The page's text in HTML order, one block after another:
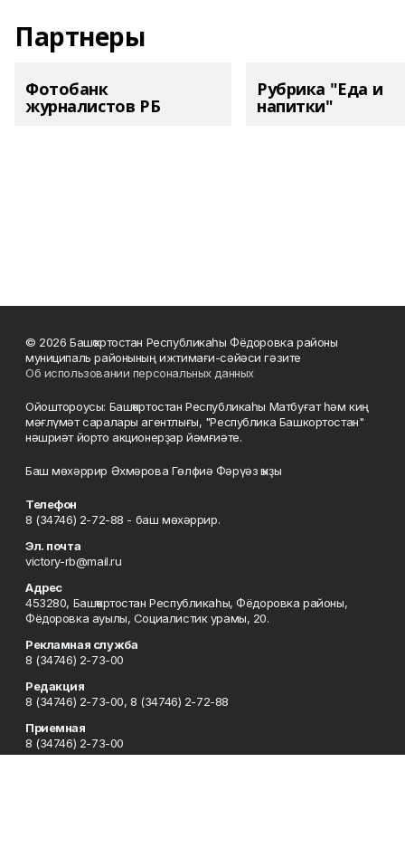
Партнеры
Фотобанк
журналистов РБ
Рубрика "Еда и
напитки"
© 2026 Башҡортостан Республикаһы Фёдоровка районы
муниципаль районының ижтимағи-сәйәси гәзите
Об использовании персональных данных
Ойоштороусы: Башҡортостан Республикаһы Матбуғат һәм киң
мәғлүмәт саралары агентлығы, "Республика Башкортостан"
нәшриәт йорто акционерҙар йәмғиәте.
Баш мөхәррир Әхмәрова Гөлфиә Фәрүәз ҡыҙы
Телефон
8 (34746) 2-72-88 - баш мөхәррир.
Эл. почта
victory-rb@mail.ru
Адрес
453280, Башҡортостан Республикаһы, Фёдоровка районы,
Фёдоровка ауылы, Социалистик урамы, 20.
Рекламная служба
8 (34746) 2-73-00
Редакция
8 (34746) 2-73-00, 8 (34746) 2-72-88
Приемная
8 (34746) 2-73-00